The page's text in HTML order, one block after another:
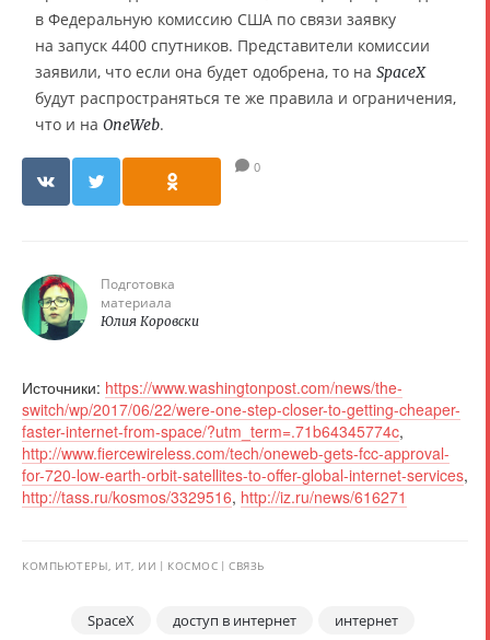
в Федеральную комиссию США по связи заявку
на запуск 4400 спутников. Представители комиссии
заявили, что если она будет одобрена, то на SpaceX
будут распространяться те же правила и ограничения,
что и на OneWeb.
0
Подготовка
материала
Юлия Коровски
Источники: https://www.washingtonpost.com/news/the-
switch/wp/2017/06/22/were-one-step-closer-to-getting-cheaper-
faster-internet-from-space/?utm_term=.71b64345774c,
http://www.fiercewireless.com/tech/oneweb-gets-fcc-approval-
for-720-low-earth-orbit-satellites-to-offer-global-internet-services,
http://tass.ru/kosmos/3329516, http://iz.ru/news/616271
КОМПЬЮТЕРЫ, ИТ, ИИ КОСМОС СВЯЗЬ
SpaceX доступ в интернет интернет